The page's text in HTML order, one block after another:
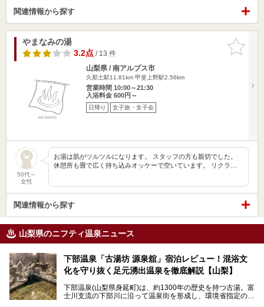
関連情報から探す
お気に入
りに追加
やまなみの湯
3.2点/ 13 件
山梨県 / 南アルプス市
久那土駅11.81km 甲斐上野駅2.56km
営業時間 10:00～21:30
入浴料金 600円～
日帰り 女子旅・女子会
50代～
女性
お湯は肌がツルツルになります。 スタッフの方も親切でした。
休憩所も畳で広く持ち込みオッケーで空いています。 リクラ…
関連情報から探す
山梨県のニフティ温泉ニュース
下部温泉「古湯坊 源泉舘」宿泊レビュー！混浴文
化を守り抜く足元湧出温泉を徹底解説【山梨】
下部温泉(山梨県身延町)は、約1300年の歴史を持つ古湯。富
士川支流の下部川に沿って温泉街を形成し、環境省指定の国